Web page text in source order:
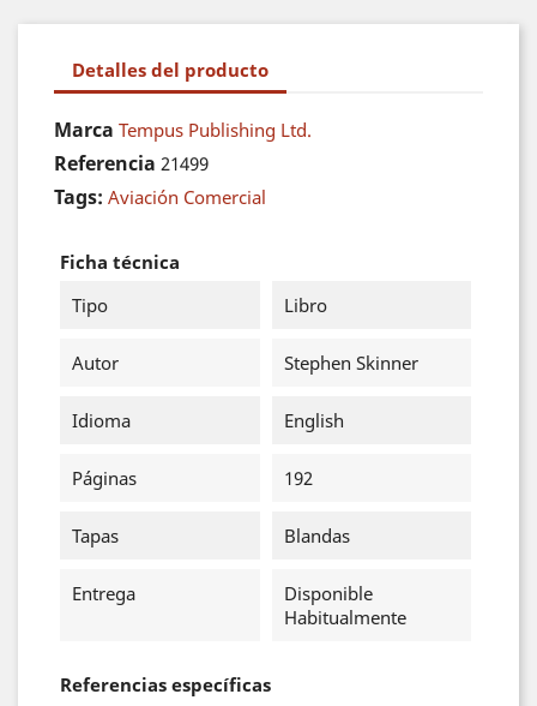
Detalles del producto
Marca Tempus Publishing Ltd.
Referencia 21499
Tags: Aviación Comercial
Ficha técnica
Tipo
Libro
Autor Stephen Skinner
Idioma English
Páginas 192
Tapas Blandas
Entrega
Disponible
Habitualmente
Referencias específicas